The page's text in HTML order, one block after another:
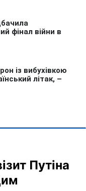
Путіна